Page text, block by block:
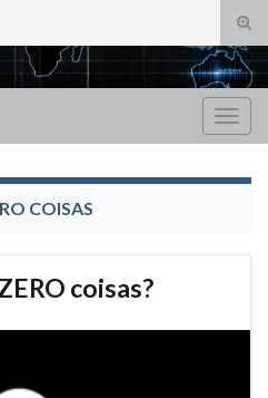
de
COISAS
coisas?